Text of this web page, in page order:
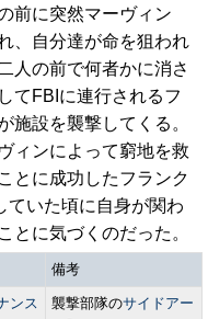
前に突然マーヴィン
、自分達が命を狙われ
人の前で何者かに消さ
てFBIに連行されるフ
施設を襲撃してくる。
ィンによって窮地を救
とに成功したフランク
ていた頃に自身が関わ
とに気づくのだった。
備考
ンス
襲撃部隊のサイドアー